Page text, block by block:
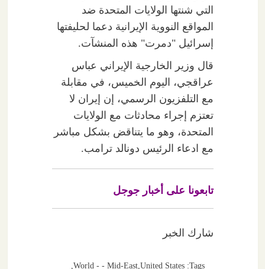
التي شنتها الولايات المتحدة ضد
المواقع النووية الإيرانية دعما لحليفتها
إسرائيل "دمرت" هذه المنشآت.
قال وزير الخارجية الإيراني عباس
عراقجي، اليوم الخميس، في مقابلة
مع التلفزيون الرسمي، إن إيران لا
تعتزم إجراء محادثات مع الولايات
المتحدة، وهو ما يتناقض بشكل مباشر
مع ادعاء الرئيس دونالد ترامب.
تابعونا على أخبار جوجل
شارك الخبر
Tags:
United States
,
World - - Mid-East